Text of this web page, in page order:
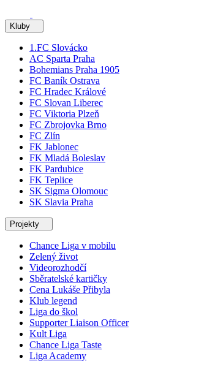
Kluby
1.FC Slovácko
AC Sparta Praha
Bohemians Praha 1905
FC Baník Ostrava
FC Hradec Králové
FC Slovan Liberec
FC Viktoria Plzeň
FC Zbrojovka Brno
FC Zlín
FK Jablonec
FK Mladá Boleslav
FK Pardubice
FK Teplice
SK Sigma Olomouc
SK Slavia Praha
Projekty
Chance Liga v mobilu
Zelený život
Videorozhodčí
Sběratelské kartičky
Cena Lukáše Přibyla
Klub legend
Liga do škol
Supporter Liaison Officer
Kult Liga
Chance Liga Taste
Liga Academy